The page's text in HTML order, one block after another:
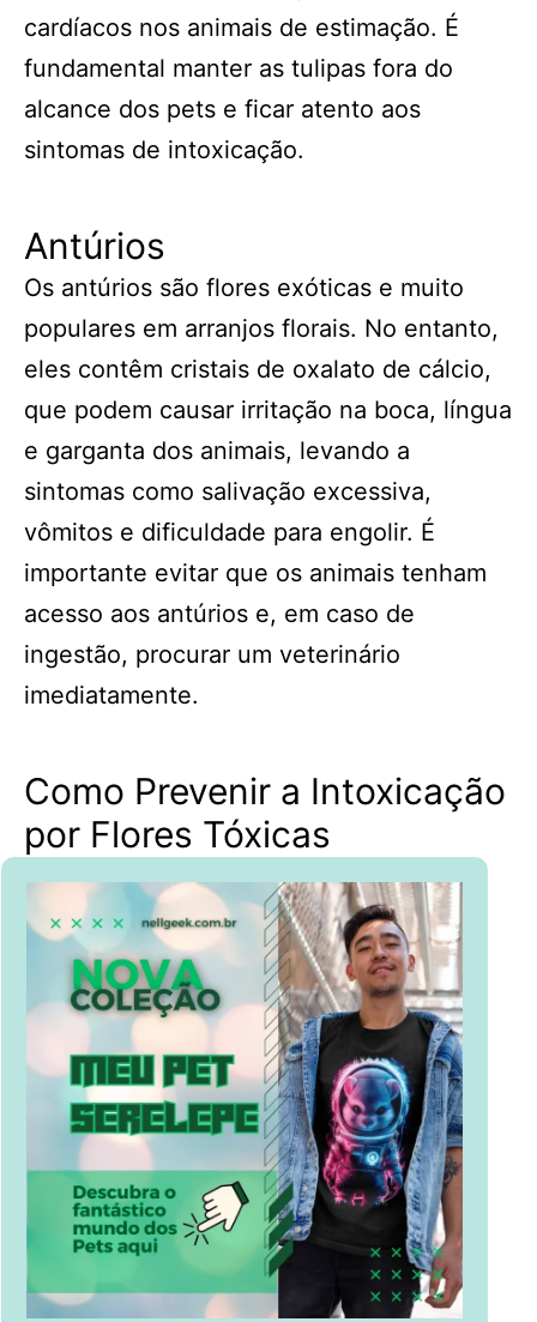
cardíacos nos animais de estimação. É
fundamental manter as tulipas fora do
alcance dos pets e ficar atento aos
sintomas de intoxicação.
Antúrios
Os antúrios são flores exóticas e muito
populares em arranjos florais. No entanto,
eles contêm cristais de oxalato de cálcio,
que podem causar irritação na boca, língua
e garganta dos animais, levando a
sintomas como salivação excessiva,
vômitos e dificuldade para engolir. É
importante evitar que os animais tenham
acesso aos antúrios e, em caso de
ingestão, procurar um veterinário
imediatamente.
Como Prevenir a Intoxicação
por Flores Tóxicas